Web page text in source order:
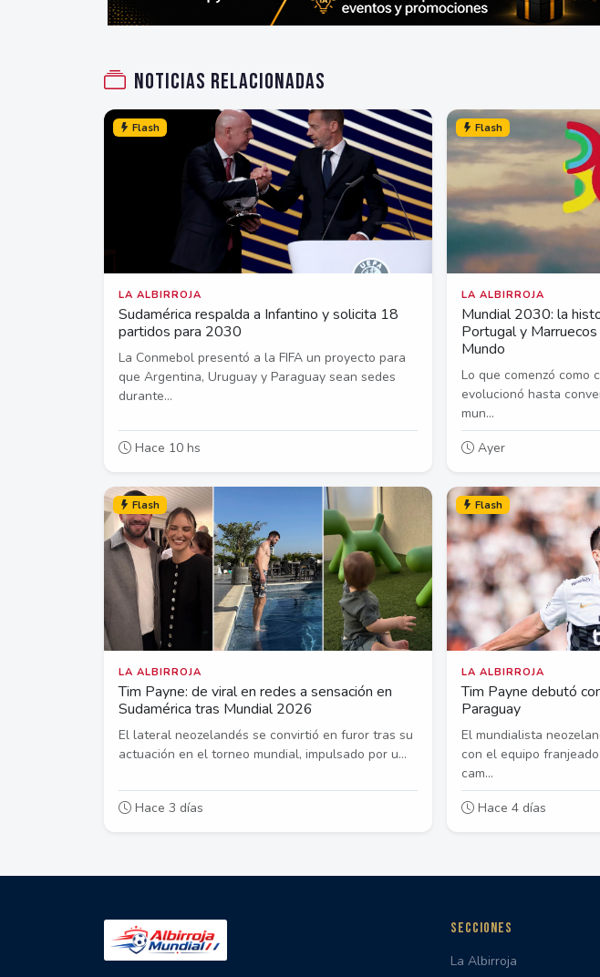
Noticias relacionadas
Flash
LA ALBIRROJA
Sudamérica respalda a Infantino y solicita 18
partidos para 2030
La Conmebol presentó a la FIFA un proyecto para
que Argentina, Uruguay y Paraguay sean sedes
durante...
Hace 10 hs
Flash
LA ALBIRROJA
Mundial 2030: la
Portugal y
Mundo
Lo que comenzó como
evolucionó hasta
mun...
Ayer
Flash
LA ALBIRROJA
Tim Payne: de viral en redes a sensación en
Sudamérica tras Mundial 2026
El lateral neozelandés se convirtió en furor tras su
actuación en el torneo mundial, impulsado por u...
Hace 3 días
Flash
LA ALBIRROJA
Tim Payne debutó
Paraguay
El mundialista
con el equipo
cam...
Hace 4 días
SECCIONES
La Albirroja